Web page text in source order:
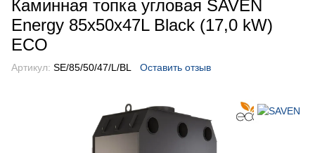
Каминная топка угловая SAVEN
Energy 85х50х47L Black (17,0 kW)
ECO
Артикул: SE/85/50/47/L/BL Оставить отзыв